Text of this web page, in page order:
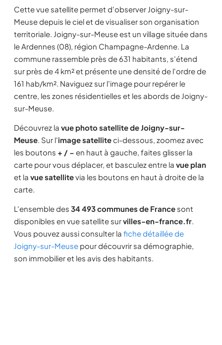
Cette vue satellite permet d'observer Joigny-sur-
Meuse depuis le ciel et de visualiser son organisation
territoriale. Joigny-sur-Meuse est un village située dans
le Ardennes (08), région Champagne-Ardenne. La
commune rassemble près de 631 habitants, s'étend
sur près de 4 km² et présente une densité de l'ordre de
161 hab/km². Naviguez sur l'image pour repérer le
centre, les zones résidentielles et les abords de Joigny-
sur-Meuse.
Découvrez la vue photo satellite de Joigny-sur-
Meuse. Sur l'image satelliteci-dessous, zoomez avec
les boutons + / − en haut à gauche, faites glisser la
carte pour vous déplacer, et basculez entre la vue plan
et la vue satellitevia les boutons en haut à droite de la
carte.
L'ensemble des 34 493 communes de France sont
disponibles en vue satellite survilles-en-france.fr.
Vous pouvez aussi consulter la fiche détaillée de
Joigny-sur-Meuse pour découvrir sa démographie,
son immobilier et les avis des habitants.